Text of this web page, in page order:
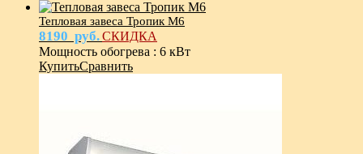
Тепловая завеса Тропик М6
8190 руб.СКИДКА
Мощность обогрева : 6 кВт
КупитьСравнить